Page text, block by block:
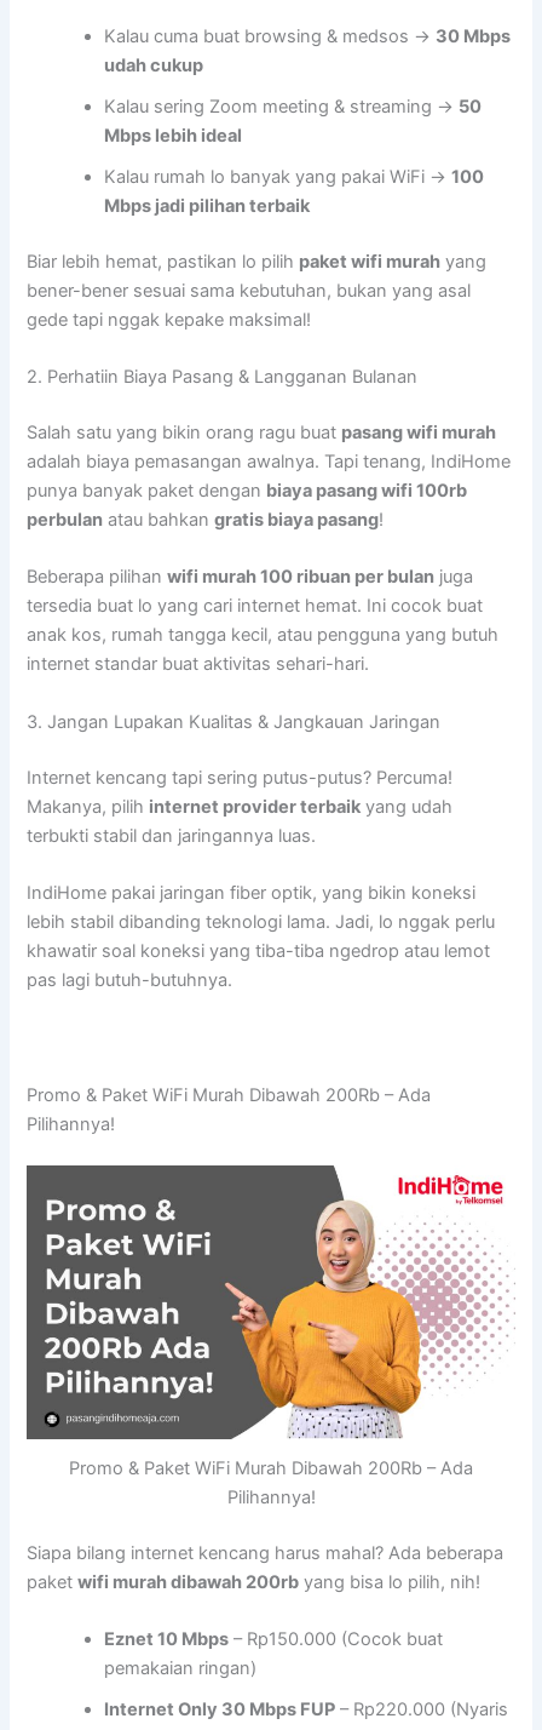
Kalau cuma buat browsing & medsos → 30 Mbps
udah cukup
Kalau sering Zoom meeting & streaming → 50
Mbps lebih ideal
Kalau rumah lo banyak yang pakai WiFi →100
Mbps jadi pilihan terbaik
Biar lebih hemat, pastikan lo pilih paket wifi murah yang
bener-bener sesuai sama kebutuhan, bukan yang asal
gede tapi nggak kepake maksimal!
2. Perhatiin Biaya Pasang & Langganan Bulanan
Salah satu yang bikin orang ragu buat pasang wifi murah
adalah biaya pemasangan awalnya. Tapi tenang, IndiHome
punya banyak paket dengan biaya pasang wifi 100rb
perbulan atau bahkangratis biaya pasang!
Beberapa pilihanwifi murah 100 ribuan per bulan juga
tersedia buat lo yang cari internet hemat. Ini cocok buat
anak kos, rumah tangga kecil, atau pengguna yang butuh
internet standar buat aktivitas sehari-hari.
3. Jangan Lupakan Kualitas & Jangkauan Jaringan
Internet kencang tapi sering putus-putus? Percuma!
Makanya, pilih internet provider terbaik yang udah
terbukti stabil dan jaringannya luas.
IndiHome pakai jaringan fiber optik, yang bikin koneksi
lebih stabil dibanding teknologi lama. Jadi, lo nggak perlu
khawatir soal koneksi yang tiba-tiba ngedrop atau lemot
pas lagi butuh-butuhnya.
Promo & Paket WiFi Murah Dibawah 200Rb – Ada
Pilihannya!
Promo & Paket WiFi Murah Dibawah 200Rb – Ada
Pilihannya!
Siapa bilang internet kencang harus mahal? Ada beberapa
paketwifi murah dibawah 200rb yang bisa lo pilih, nih!
Eznet 10 Mbps – Rp150.000 (Cocok buat
pemakaian ringan)
Internet Only 30 Mbps FUP – Rp220.000 (Nyaris